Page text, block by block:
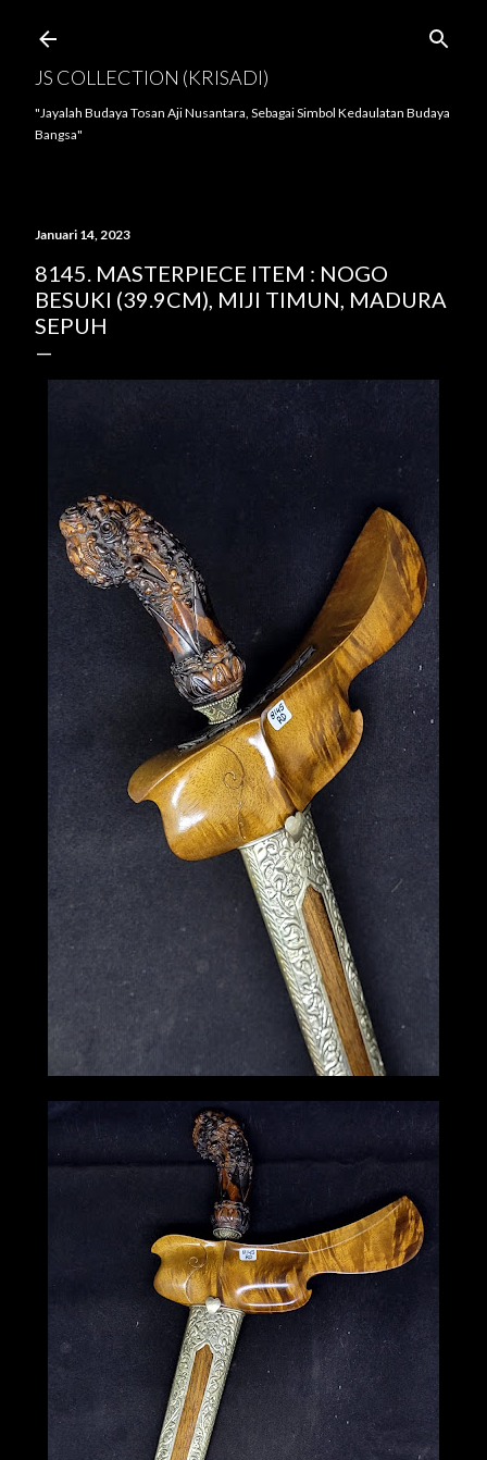
JS COLLECTION (KRISADI)
"Jayalah Budaya Tosan Aji Nusantara, Sebagai Simbol Kedaulatan Budaya
Bangsa"
Januari 14, 2023
8145. MASTERPIECE ITEM : NOGO
BESUKI (39.9CM), MIJI TIMUN, MADURA
SEPUH